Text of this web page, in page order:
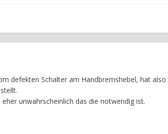
defekten Schalter am Handbremshebel, hat
unwahrscheinlich das die notwendig ist.